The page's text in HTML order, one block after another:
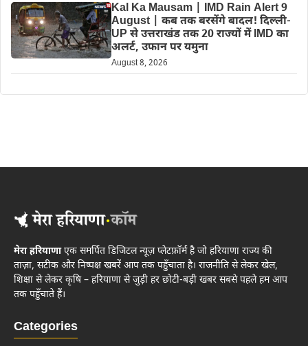
Kal Ka Mausam | IMD Rain Alert 9
August | कब तक बरसेंगे बादल! दिल्ली-
UP से उत्तराखंड तक 20 राज्यों में IMD का
अलर्ट, उफान पर यमुना
August 8, 2026
मेरा हरियाणाएक समर्पित डिजिटल न्यूज़ प्लेटफ़ॉर्म है जो हरियाणा राज्य की
ताज़ा, सटीक और निष्पक्ष खबरें आप तक पहुँचाता है। राजनीति से लेकर खेल,
शिक्षा से लेकर कृषि – हरियाणा से जुड़ी हर छोटी-बड़ी खबर सबसे पहले हम आप
तक पहुँचाते हैं।
Categories